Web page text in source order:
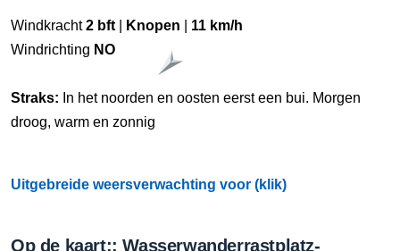
Windkracht2 bft Knopen
11 km/h
Windrichting NO
Straks: In het noorden en oosten eerst een bui. Morgen
droog, warm en zonnig
Uitgebreide weersverwachting voor (klik)
Op de kaart:: Wasserwanderrastplatz-